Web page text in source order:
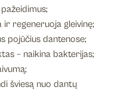
regeneruoja gleivinę;
pojūčius dantenose;
– naikina bakterijas;
šviesą nuo dantų